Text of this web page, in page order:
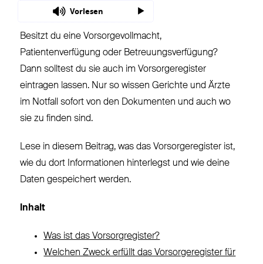
Vorlesen
Besitzt du eine Vorsorgevollmacht,
Patientenverfügung oder Betreuungsverfügung?
Dann solltest du sie auch im Vorsorgeregister
eintragen lassen. Nur so wissen Gerichte und Ärzte
im Notfall sofort von den Dokumenten und auch wo
sie zu finden sind.
Lese in diesem Beitrag, was das Vorsorgeregister ist,
wie du dort Informationen hinterlegst und wie deine
Daten gespeichert werden.
Inhalt
Was ist das Vorsorgregister?
Welchen Zweck erfüllt das Vorsorgeregister für